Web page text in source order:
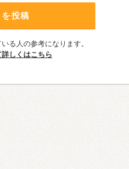
投稿
る人の参考になります。
しくはこちら